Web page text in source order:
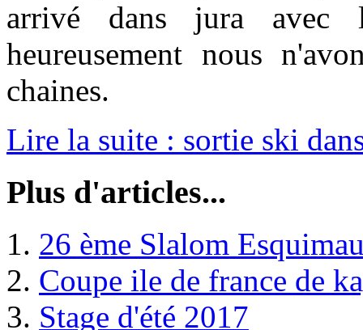
arrivé dans jura
heureusement nous
chaines.
Lire la suite : sortie ski
Plus d'articles...
26 ème Slalom
Coupe ile de france de
Stage d'été 2017